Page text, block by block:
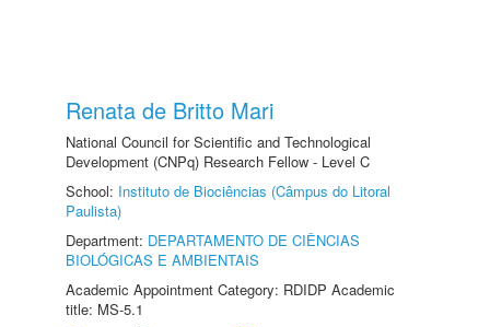
Renata de Britto Mari
National Council for Scientific and Technological
Development (CNPq) Research Fellow - Level C
School: Instituto de Biociências (Câmpus do Litoral
Paulista)
Department: DEPARTAMENTO DE CIÊNCIAS
BIOLÓGICAS E AMBIENTAIS
Academic Appointment Category: RDIDP Academic
title: MS-5.1